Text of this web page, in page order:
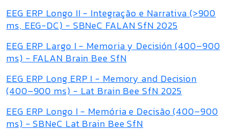
EEG ERP Longo II - Integração e Narrativa (>900
ms, EEG-DC) - SBNeC FALAN SfN 2025
EEG ERP Largo I - Memoria y Decisión (400–900
ms) - FALAN Brain Bee SfN
EEG ERP Long ERP I - Memory and Decision
(400–900 ms) - Lat Brain Bee SfN 2025
EEG ERP Longo I - Memória e Decisão (400–900
ms) - SBNeC Lat Brain Bee SfN